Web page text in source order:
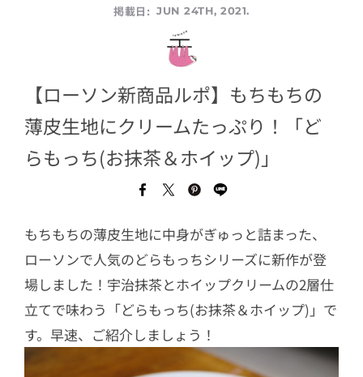
掲載日: JUN 24TH, 2021.
【ローソン新商品ルポ】もちもちの
薄皮生地にクリームたっぷり！「ど
らもっち(お抹茶＆ホイップ)」
もちもちの薄皮生地に中身がぎゅっと詰まった、
ローソンで人気のどらもっちシリーズに新作が登
場しました！宇治抹茶とホイップクリームの2層仕
立てで味わう「どらもっち(お抹茶＆ホイップ)」で
す。早速、ご紹介しましょう！